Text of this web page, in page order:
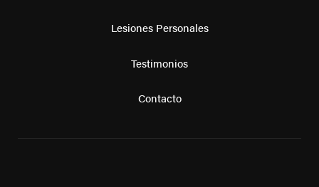
Lesiones Personales
Testimonios
Contacto